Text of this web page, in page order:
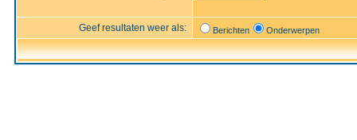
Geef resultaten weer als: Berichten Onderwerpen